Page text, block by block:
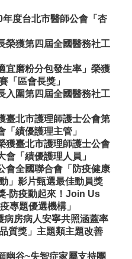
度台北市醫師公會「杏
榮獲第四屆全國醫務社工
宜磨粉分包發生率」榮獲
「區會長獎」
入圍第四屆全國醫務社工
臺北市護理師護士公會第
績優護理主管」
獲臺北市護理師護士公會
「績優護理人員」
會全國聯合會「防疫健康
」影片甄選最佳動員獎
-防疫動起來！Join Us
專題優選機構」
病房病人安寧共照涵蓋率
質獎」主題類主題改善
幽谷~失智症家屬支持團